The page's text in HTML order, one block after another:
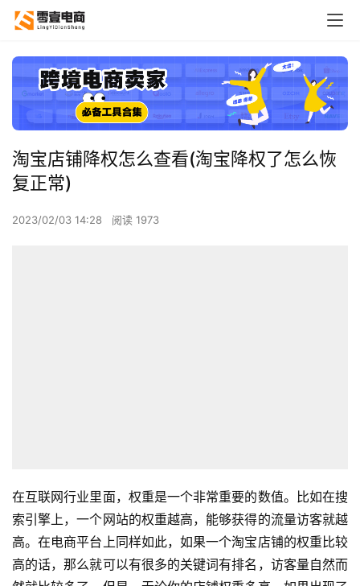
淘宝店铺降权怎么查看(淘宝降权了怎么恢
复正常)
2023/02/03 14:28 阅读 1973
在互联网行业里面，权重是一个非常重要的数值。比如在搜
索引擎上，一个网站的权重越高，能够获得的流量访客就越
高。在电商平台上同样如此，如果一个淘宝店铺的权重比较
高的话，那么就可以有很多的关键词有排名，访客量自然而